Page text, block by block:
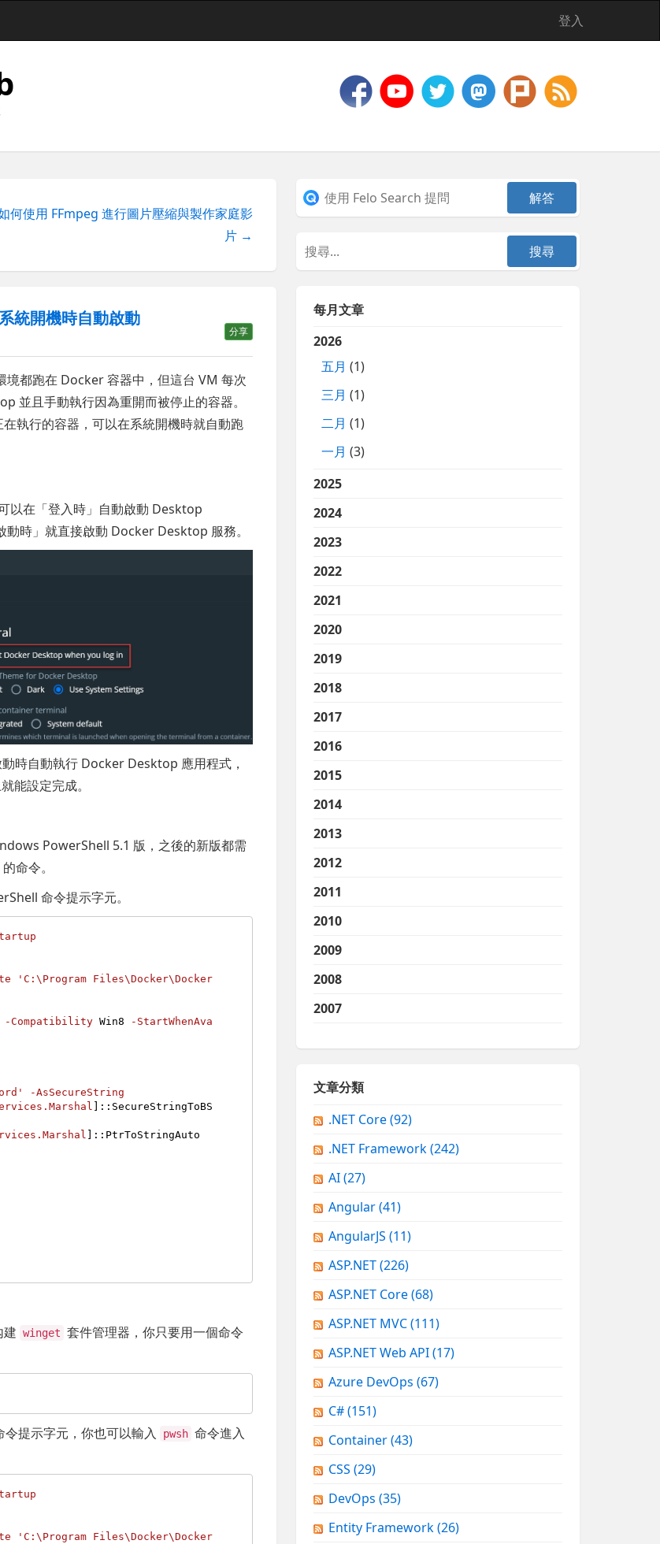
登入
何使用 FFmpeg 進行圖片壓縮與製作家庭影
片 →
統開機時自動啟動
分享
都跑在 Docker 容器中，但這台 VM 每次
並且手動執行因為重開而被停止的容器。
執行的容器，可以在系統開機時就自動跑
在「登入時」自動啟動 Desktop
時」就直接啟動 Docker Desktop 服務。
時自動執行 Docker Desktop 應用程式，
能設定完成。
PowerShell 5.1 版，之後的新版都需
命令。
命令提示字元。
'C:\Program Files\Docker\Docker
-Compatibility Win8
-StartWhenAva
-AsSecureString
]::SecureStringToBS
]::PtrToStringAuto
winget 套件管理器，你只要用一個命令
提示字元，你也可以輸入 pwsh 命令進入
'C:\Program Files\Docker\Docker
每月文章
2026
五月 (1)
三月 (1)
二月 (1)
一月 (3)
2025
2024
2023
2022
2021
2020
2019
2018
2017
2016
2015
2014
2013
2012
2011
2010
2009
2008
2007
文章分類
.NET Core(92)
.NET Framework(242)
AI(27)
Angular(41)
AngularJS (11)
ASP.NET(226)
ASP.NET Core(68)
ASP.NET MVC(111)
ASP.NET Web API(17)
Azure DevOps (67)
C#(151)
Container(43)
CSS (29)
DevOps (35)
Entity Framework(26)